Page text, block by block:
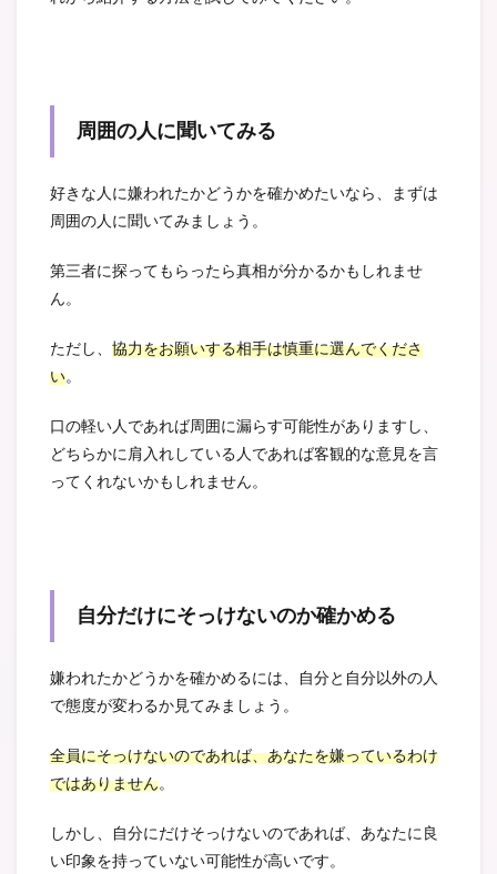
周囲の人に聞いてみる
好きな人に嫌われたかどうかを確かめたいなら、まずは
周囲の人に聞いてみましょう。
第三者に探ってもらったら真相が分かるかもしれませ
ん。
ただし、 協力をお願いする相手は慎重に選んでくださ
い。
口の軽い人であれば周囲に漏らす可能性がありますし、
どちらかに肩入れしている人であれば客観的な意見を言
ってくれないかもしれません。
自分だけにそっけないのか確かめる
嫌われたかどうかを確かめるには、自分と自分以外の人
で態度が変わるか見てみましょう。
全員にそっけないのであれば、あなたを嫌っているわけ
ではありません。
しかし、自分にだけそっけないのであれば、あなたに良
い印象を持っていない可能性が高いです。